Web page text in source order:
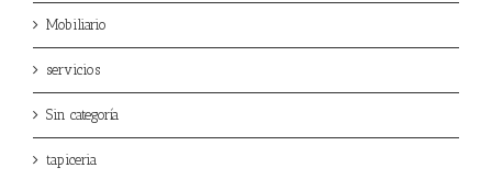
Mobiliario
servicios
Sin categoría
tapiceria